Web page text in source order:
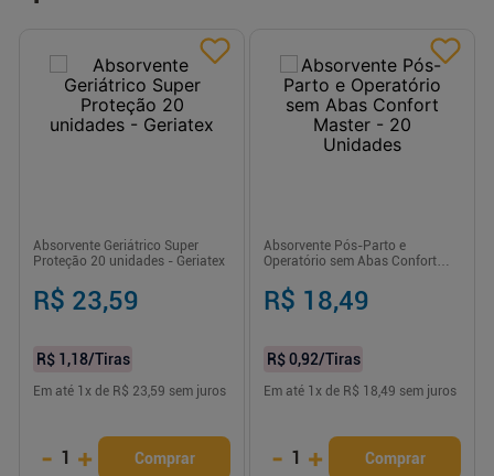
Absorvente Geriátrico Super
Proteção 20 unidades - Geriatex
R$ 23,59
R$ 1,18/Tiras
Em até 1 x de R$ 23,59 sem juros
- 1 + Comprar
Absorvente Pós-Parto e
Operatório sem Abas Confort
R$ 18,49
R$ 0,92/Tiras
Em até 1 x de R$ 18,49 sem juros
- 1 + Comprar